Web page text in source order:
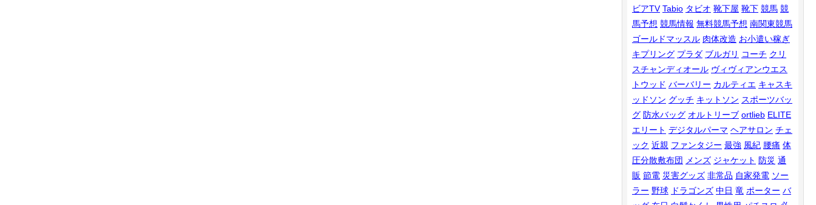
ビアTV Tabio タビオ 靴下屋 靴下 競馬 競
馬予想 競馬情報 無料競馬予想 南関東競馬
ゴールドマッスル 肉体改造 お小遣い稼ぎ
キプリング プラダ ブルガリ コーチ クリ
スチャンディオール ヴィヴィアンウエス
トウッド バーバリー カルティエ キャスキ
ッドソン グッチ キットソン スポーツバッ
グ 防水バッグ オルトリーブ ortlieb ELITE
エリート デジタルパーマ ヘアサロン チェ
ック 近親 ファンタジー 最強 風紀 腰痛 体
圧分散敷布団 メンズ ジャケット 防災 通
販 節電 災害グッズ 非常品 自家発電 ソー
ラー 野球 ドラゴンズ 中日 竜 ポーター バ